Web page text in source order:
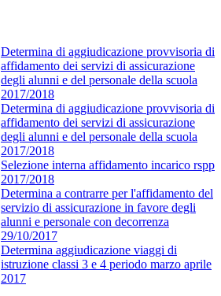
Determina di aggiudicazione provvisoria di
affidamento dei servizi di assicurazione
degli alunni e del personale della scuola
2017/2018
Determina di aggiudicazione provvisoria di
affidamento dei servizi di assicurazione
degli alunni e del personale della scuola
2017/2018
Selezione interna affidamento incarico rspp
2017/2018
Determina a contrarre per l'affidamento del
servizio di assicurazione in favore degli
alunni e personale con decorrenza
29/10/2017
Determina aggiudicazione viaggi di
istruzione classi 3 e 4 periodo marzo aprile
2017